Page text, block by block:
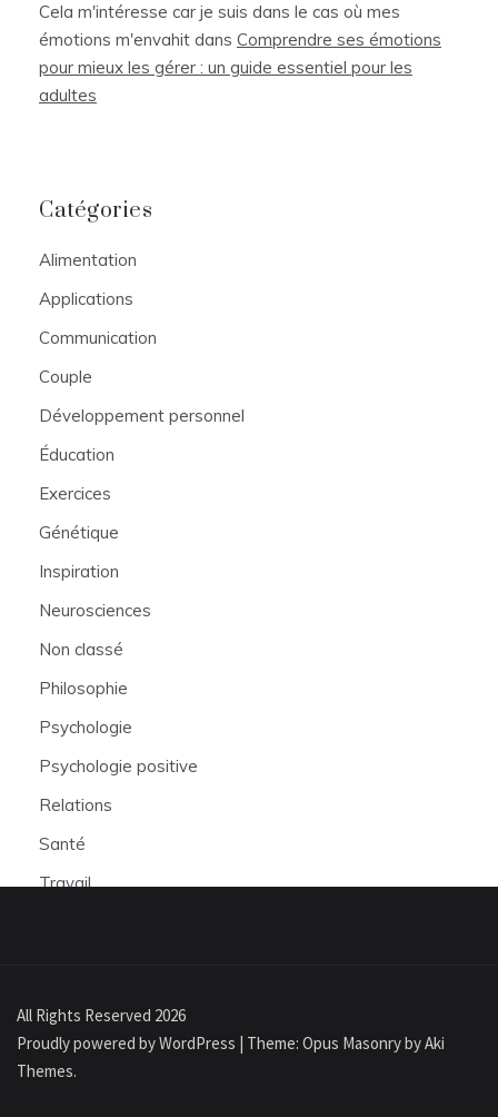
Cela m'intéresse car je suis dans le cas où mes
émotions m'envahit dans Comprendre ses émotions
pour mieux les gérer : un guide essentiel pour les
adultes
Catégories
Alimentation
Applications
Communication
Couple
Développement personnel
Éducation
Exercices
Génétique
Inspiration
Neurosciences
Non classé
Philosophie
Psychologie
Psychologie positive
Relations
Santé
Travail
All Rights Reserved 2026
Proudly powered by WordPress
Theme: Opus Masonry byAki
Themes.